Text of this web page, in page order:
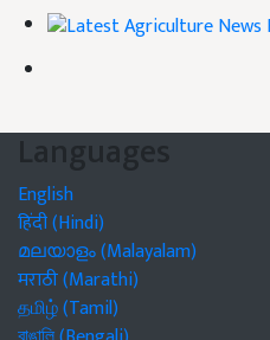
Languages
English
हिंदी (Hindi)
മലയാളം (Malayalam)
मराठी (Marathi)
தமிழ் (Tamil)